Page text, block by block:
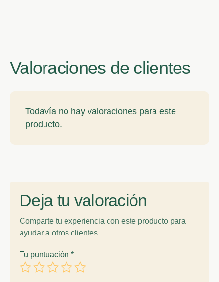
Valoraciones de clientes
Todavía no hay valoraciones para este
producto.
Deja tu valoración
Comparte tu experiencia con este producto para
ayudar a otros clientes.
Tu puntuación *